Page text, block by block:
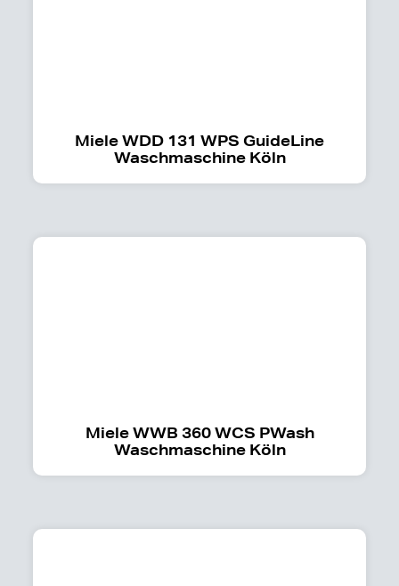
Miele WDD 131 WPS GuideLine
Waschmaschine Köln
Miele WWB 360 WCS PWash
Waschmaschine Köln